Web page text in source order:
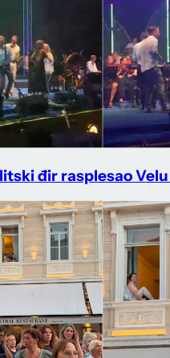
đir rasplesao